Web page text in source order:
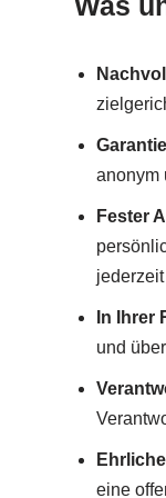
anonym
Fester
In Ihrer
und
eine